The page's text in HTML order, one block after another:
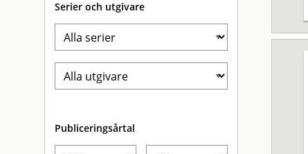
Serier och utgivare
Publiceringsårtal